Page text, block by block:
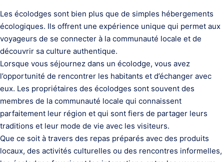
Les écolodges sont bien plus que de simples hébergements
écologiques. Ils offrent une expérience unique qui permet aux
voyageurs de se connecter à la communauté locale et de
découvrir sa culture authentique.
Lorsque vous séjournez dans un écolodge, vous avez
l’opportunité de rencontrer les habitants et d’échanger avec
eux. Les propriétaires des écolodges sont souvent des
membres de la communauté locale qui connaissent
parfaitement leur région et qui sont fiers de partager leurs
traditions et leur mode de vie avec les visiteurs.
Que ce soit à travers des repas préparés avec des produits
locaux, des activités culturelles ou des rencontres informelles,